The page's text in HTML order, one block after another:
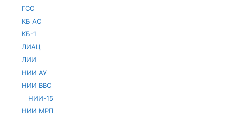
ГСС
КБ АС
КБ-1
ЛИАЦ
ЛИИ
НИИ АУ
НИИ ВВС
НИИ-15
НИИ МРП